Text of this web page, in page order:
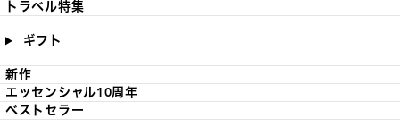
トラベル特集
ギフト
新作
エッセンシャル10周年
ベストセラー